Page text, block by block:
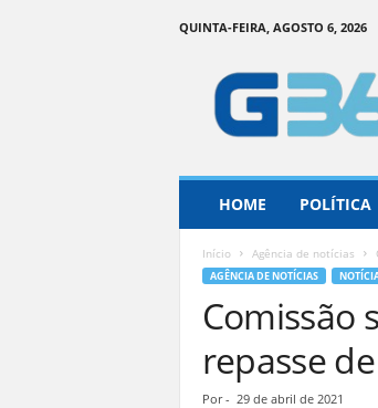
QUINTA-FEIRA, AGOSTO 6, 2026
HOME POLÍTICA
Início Agência de notícias
AGÊNCIA DE NOTÍCIAS
Comissão
repasse
Por - 29 de abril de 2021